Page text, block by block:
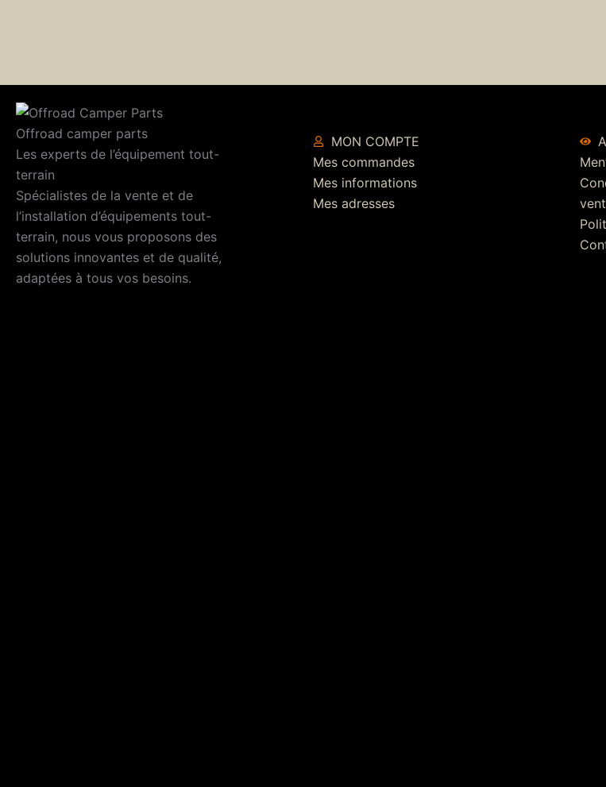
Offroad camper parts
Les experts de l’équipement tout-
terrain
Spécialistes de la vente et de
l’installation d’équipements tout-
terrain, nous vous proposons des
solutions innovantes et de qualité,
adaptées à tous vos besoins.
MON COMPTE
Mes commandes
Mes informations
Mes adresses